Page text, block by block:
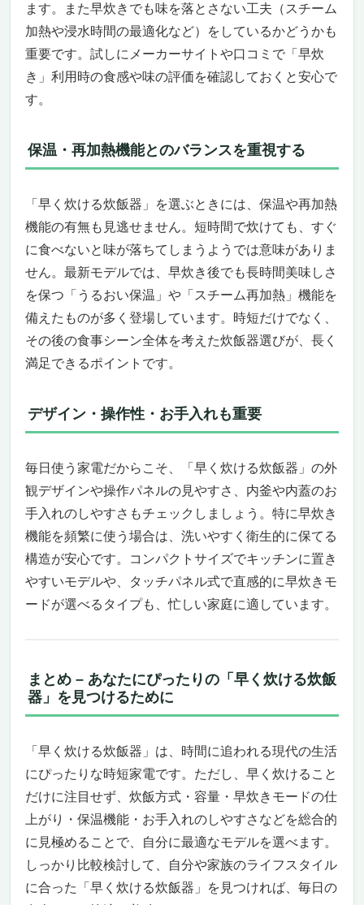
どんな人におすすめか、逆にどんな人には向
かないか
まとめ：早く炊けるだけじゃない、“感動”を
炊き上げる炊飯器
たった15分でふっくら甘いご飯が炊ける驚異
の「炎舞炊き」
ための賢い選択
こういう人にはおすすめ、こういう人には微
妙かも
【圧倒的に早く炊ける！象印 海外向け 圧力IH
炊飯器 NP-BQH10 BA】
もう待てない人にこそ選んでほしい“早く炊
ける炊飯器”の決定版
早くても美味しさに一切妥協しない、プラチ
こんな人には絶対おすすめ、逆にこういう人
には微妙かも
点に立つ理由
【驚異の時短炊飯】パナソニック 業務用IHジ
ャー炊飯器 SR-PGC54
「かまど炊き」を超えた業務用の底力
こんな人・こんな店には絶対おすすめ
逆にこういう人には向かないかもしれません
今導入しないと損する理由
れは“待つ”という概念を壊す一台
時間をお金で買う感覚、圧倒的な時短力
人には微妙かも
今買わなきゃ損、早く炊ける炊飯器の決定版
象印「炎舞炊き」フラッグシップモデル（NW-
FC10-WZ 絹白） もう“待つ炊飯”には戻れな
い。15分で極上ごはんを実現する圧倒的な時短
性能
時短×本格派で“買わなきゃ損”と思わせる満
足度
ます。また早炊きでも味を落とさない工夫（スチーム
加熱や浸水時間の最適化など）をしているかどうかも
重要です。試しにメーカーサイトや口コミで「早炊
き」利用時の食感や味の評価を確認しておくと安心で
す。
保温・再加熱機能とのバランスを重視する
「早く炊ける炊飯器」を選ぶときには、保温や再加熱
機能の有無も見逃せません。短時間で炊けても、すぐ
に食べないと味が落ちてしまうようでは意味がありま
せん。最新モデルでは、早炊き後でも長時間美味しさ
を保つ「うるおい保温」や「スチーム再加熱」機能を
備えたものが多く登場しています。時短だけでなく、
その後の食事シーン全体を考えた炊飯器選びが、長く
満足できるポイントです。
デザイン・操作性・お手入れも重要
毎日使う家電だからこそ、「早く炊ける炊飯器」の外
観デザインや操作パネルの見やすさ、内釜や内蓋のお
手入れのしやすさもチェックしましょう。特に早炊き
機能を頻繁に使う場合は、洗いやすく衛生的に保てる
構造が安心です。コンパクトサイズでキッチンに置き
やすいモデルや、タッチパネル式で直感的に早炊きモ
ードが選べるタイプも、忙しい家庭に適しています。
まとめ – あなたにぴったりの「早く炊ける炊飯
器」を見つけるために
「早く炊ける炊飯器」は、時間に追われる現代の生活
にぴったりな時短家電です。ただし、早く炊けること
だけに注目せず、炊飯方式・容量・早炊きモードの仕
上がり・保温機能・お手入れのしやすさなどを総合的
に見極めることで、自分に最適なモデルを選べます。
しっかり比較検討して、自分や家族のライフスタイル
に合った「早く炊ける炊飯器」を見つければ、毎日の